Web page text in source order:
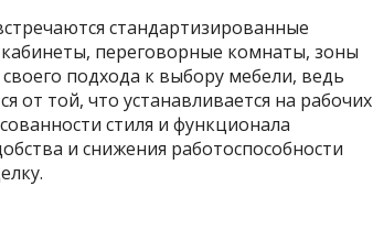
стандартизированные
переговорные комнаты, зоны
подхода к выбору мебели, ведь
от той, что устанавливается на рабочих
стиля и функционала
и снижения работоспособности